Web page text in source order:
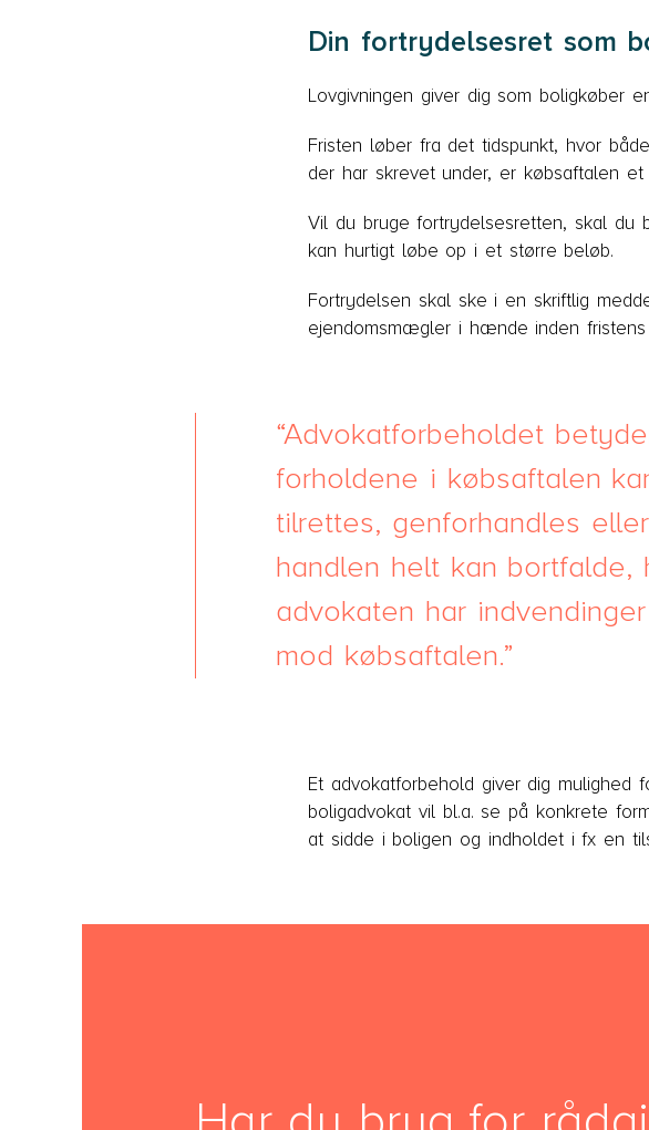
Din fortrydelsesret som
Lovgivningen giver dig som boligkøber
Fristen løber fra det tidspunkt, hvor
der har skrevet under, er købsaftalen
Vil du bruge fortrydelsesretten, skal
kan hurtigt løbe op i et større beløb.
Fortrydelsen skal ske i en skriftlig
ejendomsmægler i hænde inden fristens
Advokatforbeholdet
forholdene i købsaftalen
tilrettes, genforhandles eller
handlen helt kan bortfalde,
advokaten har indvendinger
mod købsaftalen.
Et advokatforbehold giver dig
boligadvokat vil bl.a. se på konkrete
at sidde i boligen og indholdet i fx en